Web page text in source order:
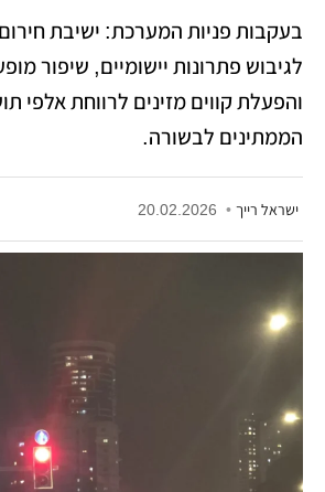
בעקבות פניות המערכת: ישיבת
לגיבוש פתרונות יישומיים, שיפור
והפעלת קווים מזינים לרווחת אלפי
הממתינים לבשורה.
ישראל רייך •
20.02.2026